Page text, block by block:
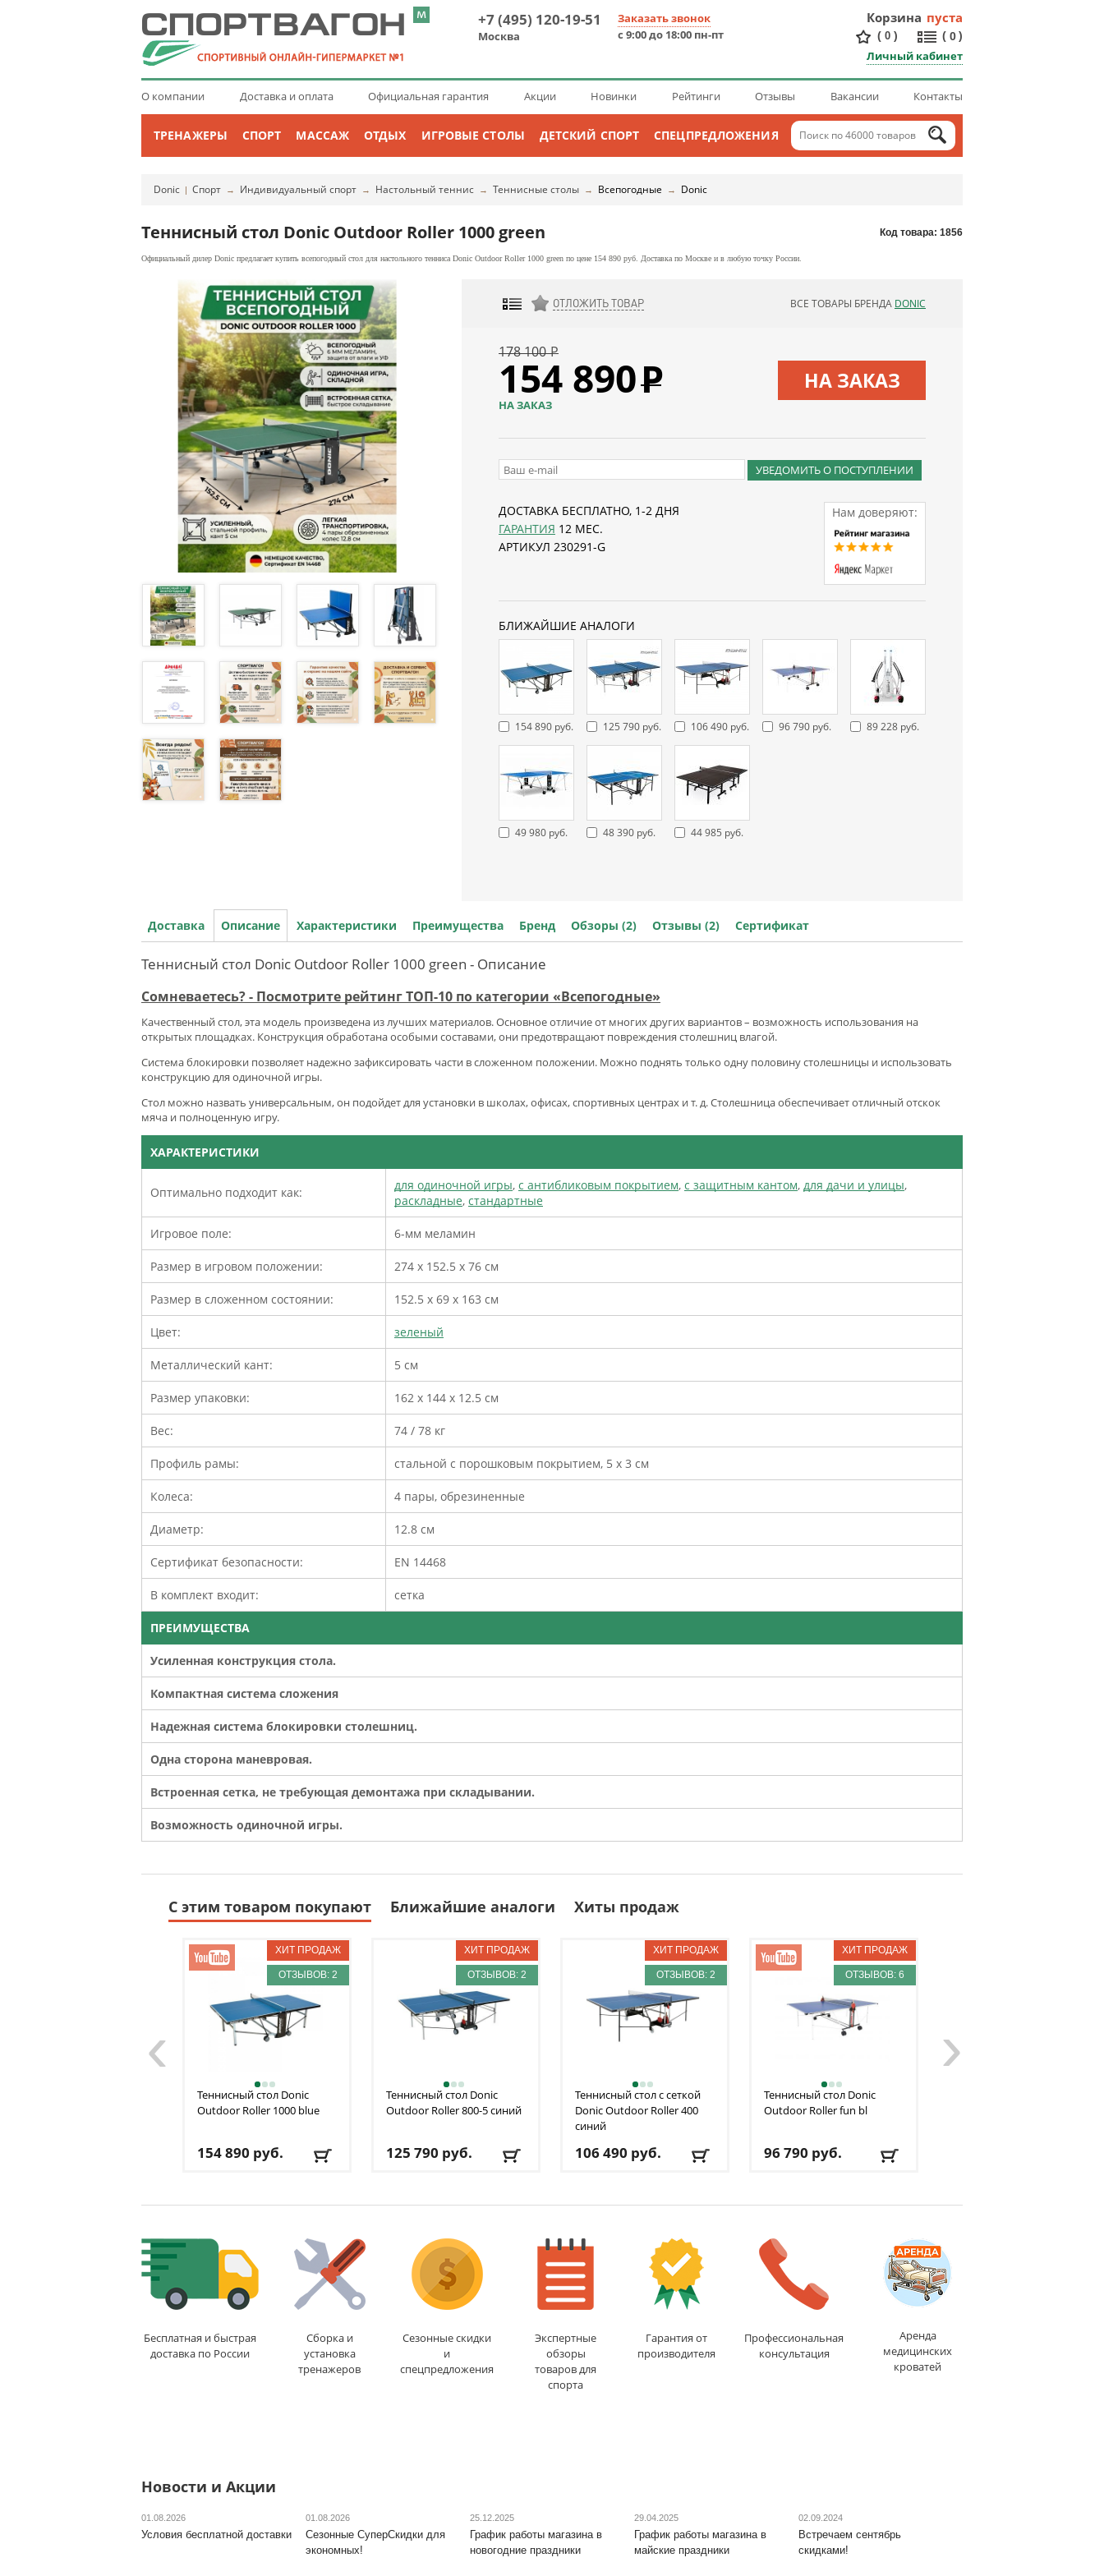
+7 (495) 120-19-51
Москва
Заказать звонок
с 9:00 до 18:00 пн-пт
Корзина пуста
( 0 ) ( 0 )
Личный кабинет
О компании Доставка и оплата Официальная гарантия Акции Новинки Рейтинги Отзывы Вакансии Контакты
ТРЕНАЖЕРЫ СПОРТ МАССАЖ ОТДЫХ ИГРОВЫЕ СТОЛЫ ДЕТСКИЙ СПОРТ СПЕЦПРЕДЛОЖЕНИЯ
Donic | Спорт → Индивидуальный спорт → Настольный теннис → Теннисные столы → Всепогодные → Donic
Код товара: 1856
Теннисный стол Donic Outdoor Roller 1000 green
Официальный дилер Donic предлагает купить всепогодный стол для настольного тенниса Donic Outdoor Roller 1000 green по цене 154 890 руб. Доставка по Москве и в любую точку России.
ДОБАВИТЬ К СРАВНЕНИЮ ОБНОВЛЯЮ СПИСОК
ОТЛОЖИТЬ ТОВАР ВСЕ ТОВАРЫ БРЕНДА DONIC
178 100 Р
154 890Р
НА ЗАКАЗ
НА ЗАКАЗ
УВЕДОМИТЬ О ПОСТУПЛЕНИИ
ДОСТАВКА БЕСПЛАТНО, 1-2 ДНЯ
ГАРАНТИЯ 12 МЕС.
АРТИКУЛ 230291-G
Нам доверяют:
БЛИЖАЙШИЕ АНАЛОГИ
154 890 руб. 125 790 руб. 106 490 руб. 96 790 руб. 89 228 руб.
49 980 руб. 48 390 руб. 44 985 руб.
Доставка Описание Характеристики Преимущества Бренд Обзоры (2) Отзывы (2) Сертификат
Теннисный стол Donic Outdoor Roller 1000 green - Описание
Сомневаетесь? - Посмотрите рейтинг ТОП-10 по категории «Всепогодные»
Качественный стол, эта модель произведена из лучших материалов. Основное отличие от многих других вариантов – возможность использования на
открытых площадках. Конструкция обработана особыми составами, они предотвращают повреждения столешниц влагой.
Система блокировки позволяет надежно зафиксировать части в сложенном положении. Можно поднять только одну половину столешницы и использовать
конструкцию для одиночной игры.
Стол можно назвать универсальным, он подойдет для установки в школах, офисах, спортивных центрах и т. д. Столешница обеспечивает отличный отскок
мяча и полноценную игру.
ХАРАКТЕРИСТИКИ
Оптимально подходит как: для одиночной игры, с антибликовым покрытием, с защитным кантом, для дачи и улицы,
раскладные, стандартные
Игровое поле: 6-мм меламин
Размер в игровом положении: 274 х 152.5 х 76 см
Размер в сложенном состоянии: 152.5 х 69 х 163 см
Цвет: зеленый
Металлический кант: 5 см
Размер упаковки: 162 х 144 х 12.5 см
Вес: 74 / 78 кг
Профиль рамы: стальной с порошковым покрытием, 5 х 3 см
Колеса: 4 пары, обрезиненные
Диаметр: 12.8 см
Сертификат безопасности: EN 14468
В комплект входит: сетка
ПРЕИМУЩЕСТВА
Усиленная конструкция стола.
Компактная система сложения
Надежная система блокировки столешниц.
Одна сторона маневровая.
Встроенная сетка, не требующая демонтажа при складывании.
Возможность одиночной игры.
С этим товаром покупают Ближайшие аналоги Хиты продаж
ОТЗЫВОВ: 2
Теннисный стол Donic
Outdoor Roller 1000 blue
154 890 руб.
Меламин
Толщина столешницы,
: 6
Уровень игры
любительский
1-2 дня
ОТЗЫВОВ: 2
Теннисный стол Donic
Outdoor Roller 800-5 синий
125 790 руб.
Меламин
Толщина столешницы,
: 5
Уровень игры
любительский
1-2 дня
ОТЗЫВОВ: 2
Теннисный стол с сеткой
DonicOutdoor Roller 400
синий
106 490 руб.
Меламин
Толщина столешницы,
мм
Уровень игры :
любительский
1-2 дня
ОТЗЫВОВ: 6
Теннисный стол Donic
Outdoor Roller fun bl
96 790 руб.
Меламин
Толщина столешницы,
мм: 4
Уровень игры
профессиональный
1-2 дня
Алюминиевое покрытие
‹ ›
Бесплатная и быстрая
доставка по России
Сборка и
установка
тренажеров
Сезонные скидки
и
спецпредложения
Экспертные
обзоры
товаров для
спорта
Гарантия от
производителя
Профессиональная
консультация
Аренда
медицинских
кроватей
Новости и Акции
01.08.2026
Условия бесплатной доставки
01.08.2026
Сезонные СуперСкидки для
экономных!
25.12.2025
График работы магазина в
новогодние праздники
29.04.2025
График работы магазина в
майские праздники
02.09.2024
Встречаем сентябрь
скидками!